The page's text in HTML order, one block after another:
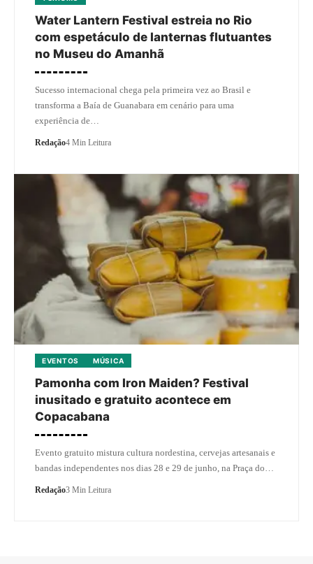
Water Lantern Festival estreia no Rio
com espetáculo de lanternas flutuantes
no Museu do Amanhã
Sucesso internacional chega pela primeira vez ao Brasil e
transforma a Baía de Guanabara em cenário para uma
experiência de…
Redação4 Min Leitura
EVENTOS MÚSICA
Pamonha com Iron Maiden? Festival
inusitado e gratuito acontece em
Copacabana
Evento gratuito mistura cultura nordestina, cervejas artesanais e
bandas independentes nos dias 28 e 29 de junho, na Praça do…
Redação3 Min Leitura